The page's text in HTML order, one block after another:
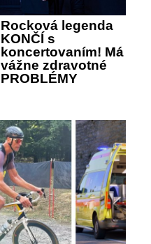
Rocková legenda
KONČÍ s
koncertovaním! Má
vážne zdravotné
PROBLÉMY